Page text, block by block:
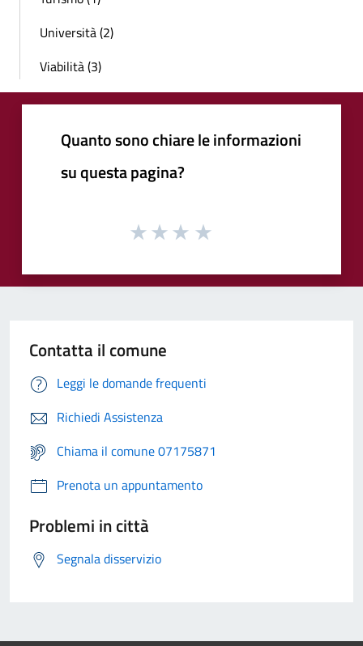
Università (2)
Viabilità (3)
Quanto sono chiare le informazioni
su questa pagina?
Contatta il comune
Leggi le domande frequenti
Richiedi Assistenza
Chiama il comune 07175871
Prenota un appuntamento
Problemi in città
Segnala disservizio